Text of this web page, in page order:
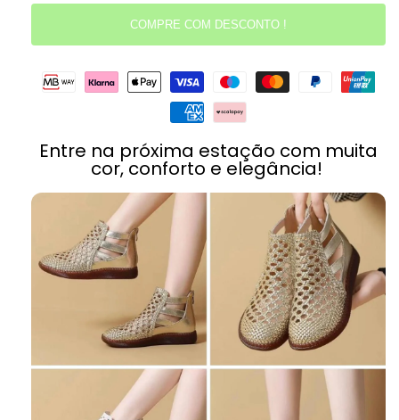
COMPRE COM DESCONTO !
Entre na próxima estação com muita
cor, conforto e elegância!